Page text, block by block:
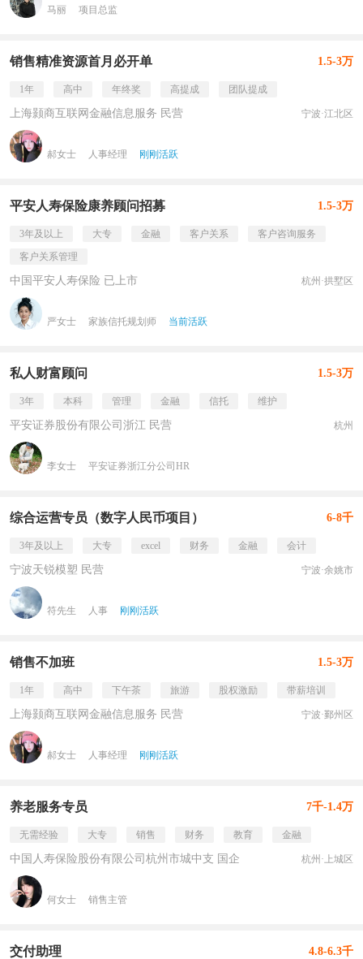
马丽 项目总监
销售精准资源首月必开单 1.5-3万
1年 高中 年终奖 高提成 团队提成
上海颢商互联网金融信息服务 民营 宁波·江北区
郝女士 人事经理 刚刚活跃
平安人寿保险康养顾问招募 1.5-3万
3年及以上 大专 金融 客户关系
客户咨询服务
客户关系管理
中国平安人寿保险 已上市 杭州·拱墅区
严女士 家族信托规划师 当前活跃
私人财富顾问 1.5-3万
3年 本科 管理 金融 信托 维护
平安证券股份有限公司浙江 民营 杭州
李女士 平安证券浙江分公司HR
综合运营专员（数字人民币项目） 6-8千
3年及以上 大专 excel 财务 金融 会计
宁波天锐模塑 民营 宁波·余姚市
符先生 人事 刚刚活跃
销售不加班 1.5-3万
1年 高中 下午茶 旅游 股权激励 带薪培训
上海颢商互联网金融信息服务 民营 宁波·鄞州区
郝女士 人事经理 刚刚活跃
养老服务专员 7千-1.4万
无需经验 大专 销售 财务 教育 金融
中国人寿保险股份有限公司杭州市城中支 国企 杭州·上城区
何女士 销售主管
交付助理 4.8-6.3千